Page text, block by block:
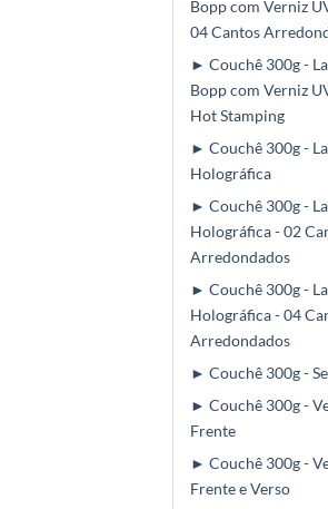
Bopp com Verniz
04 Cantos
► Couchê 300g -
Bopp com Verniz
Hot Stamping
► Couchê 300g -
Holográfica
► Couchê 300g -
Holográfica - 02
Arredondados
► Couchê 300g -
Holográfica - 04
Arredondados
► Couchê 300g -
► Couchê 300g -
Frente
► Couchê 300g -
Frente e Verso